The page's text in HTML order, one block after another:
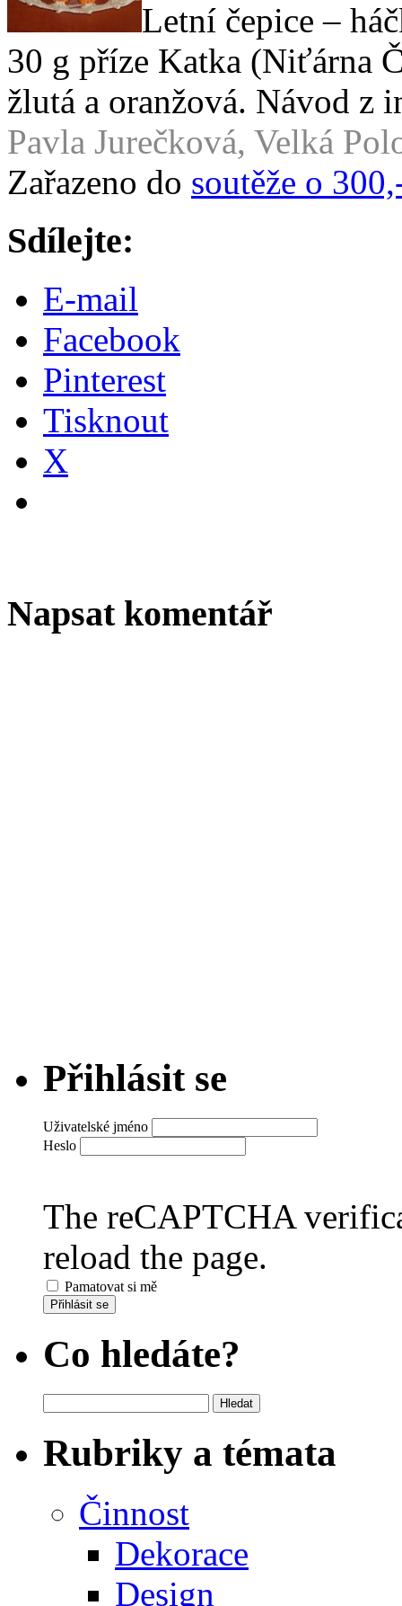
Letní čepice –
30 g příze Katka (Niťárna
žlutá a oranžová. Návod z
Pavla Jurečková, Velká
Zařazeno do soutěže o
Sdílejte:
E-mail
Facebook
Pinterest
Tisknout
X
Napsat komentář
Přihlásit se
Uživatelské jméno
Heslo
The reCAPTCHA
reload the page.
Pamatovat si mě
Přihlásit se
Co hledáte?
Rubriky a témata
Činnost
Dekorace
Design